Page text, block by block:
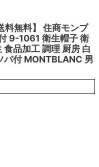
料無料】 住商モンブ
9-1061 衛生帽子 衛
品加工 調理 厨房 白
バ付 MONTBLANC 男